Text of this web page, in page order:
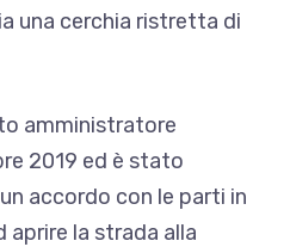
una cerchia ristretta di
amministratore
2019 ed è stato
accordo con le parti in
aprire la strada alla